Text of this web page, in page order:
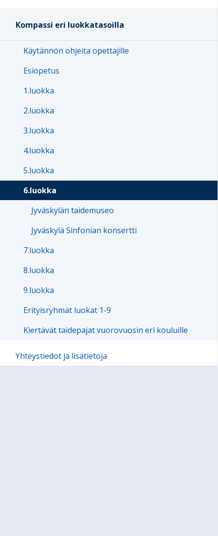
Kompassi eri luokkatasoilla
Käytännön ohjeita opettajille
Esiopetus
1.luokka
2.luokka
3.luokka
4.luokka
5.luokka
6.luokka
Jyväskylän taidemuseo
Jyväskylä Sinfonian konsertti
7.luokka
8.luokka
9.luokka
Erityisryhmät luokat 1-9
Kiertävät taidepajat vuorovuosin eri kouluille
Yhteystiedot ja lisätietoja